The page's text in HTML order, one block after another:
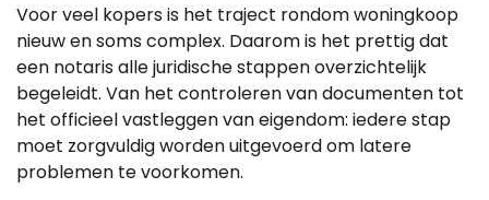
Voor veel kopers is het traject rondom woningkoop
nieuw en soms complex. Daarom is het prettig dat
een notaris alle juridische stappen overzichtelijk
begeleidt. Van het controleren van documenten tot
het officieel vastleggen van eigendom: iedere stap
moet zorgvuldig worden uitgevoerd om latere
problemen te voorkomen.